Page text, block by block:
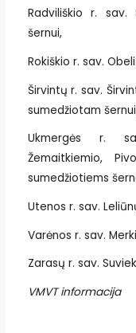
Radviliškio r. sav.
šernui,
Rokiškio r. sav.
Širvintų r. sav.
sumedžiotam
Ukmergės r.
Žemaitkiemio,
sumedžiotiems
Utenos r. sav.
Varėnos r. sav.
Zarasų r. sav.
VMVT informacija